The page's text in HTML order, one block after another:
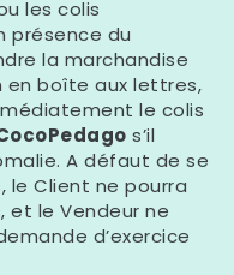
les colis
présence du
la marchandise
en boîte aux lettres,
le colis
s’il
A défaut de se
le Client ne pourra
et le Vendeur ne
d’exercice